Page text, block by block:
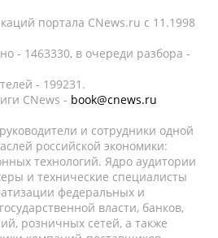
портала CNews.ru c 11.1998
- 1463330, в очереди разбора -
- 199231.
CNews - book@cnews.ru
и сотрудники одной
российской экономики:
технологий. Ядро аудитории
и технические специалисты
федеральных и
власти, банков,
розничных сетей, а также